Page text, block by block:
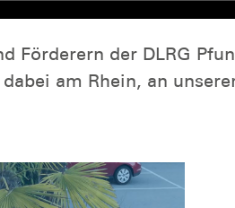
Förderern der DLRG
am Rhein, an